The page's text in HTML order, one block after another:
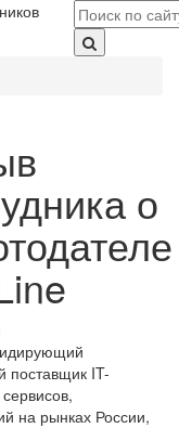
о
поставщик IT-
на рынках России,